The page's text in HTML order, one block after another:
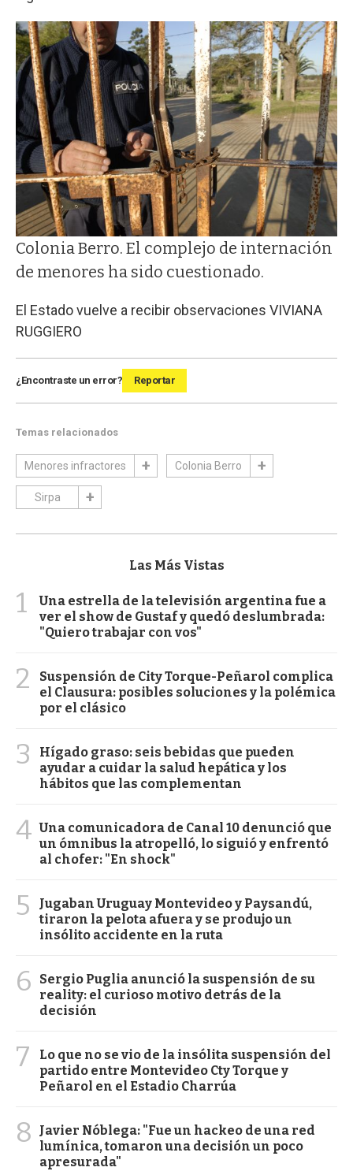
Colonia Berro. El complejo de internación
de menores ha sido cuestionado.
El Estado vuelve a recibir observaciones VIVIANA
RUGGIERO
¿Encontraste un error? Reportar
Temas relacionados
Menores infractores Colonia Berro
Sirpa
Las Más Vistas
1
Una estrella de la televisión argentina fue a
ver el show de Gustaf y quedó deslumbrada:
"Quiero trabajar con vos"
2
Suspensión de City Torque-Peñarol complica
el Clausura: posibles soluciones y la polémica
por el clásico
3
Hígado graso: seis bebidas que pueden
ayudar a cuidar la salud hepática y los
hábitos que las complementan
4 Una comunicadora de Canal 10 denunció que
un ómnibus la atropelló, lo siguió y enfrentó
al chofer: "En shock"
5
Jugaban Uruguay Montevideo y Paysandú,
tiraron la pelota afuera y se produjo un
insólito accidente en la ruta
6
Sergio Puglia anunció la suspensión de su
reality: el curioso motivo detrás de la
decisión
7
Lo que no se vio de la insólita suspensión del
partido entre Montevideo Cty Torque y
Peñarol en el Estadio Charrúa
8
Javier Nóblega: "Fue un hackeo de una red
lumínica, tomaron una decisión un poco
apresurada"